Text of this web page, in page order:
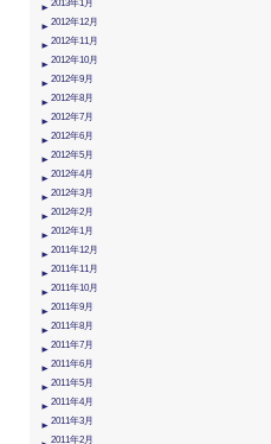
2013年1月
2012年12月
2012年11月
2012年10月
2012年9月
2012年8月
2012年7月
2012年6月
2012年5月
2012年4月
2012年3月
2012年2月
2012年1月
2011年12月
2011年11月
2011年10月
2011年9月
2011年8月
2011年7月
2011年6月
2011年5月
2011年4月
2011年3月
2011年2月